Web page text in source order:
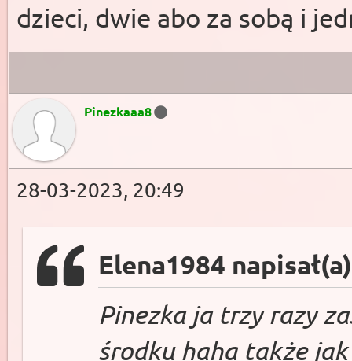
dzieci, dwie abo za sobą i
Pinezkaaa8
28-03-2023, 20:49
Elena1984
Pinezka ja trzy razy
środku haha także